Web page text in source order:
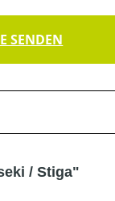
SENDEN
/ Stiga"